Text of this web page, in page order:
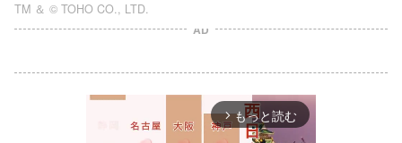
TM ＆ © TOHO CO., LTD.
AD
arrow_forward_ios もっと読む